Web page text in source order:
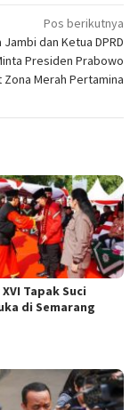
Pos berikutnya
dan Ketua DPRD
Presiden Prabowo
Zona Merah Pertamina
Tapak Suci
di Semarang